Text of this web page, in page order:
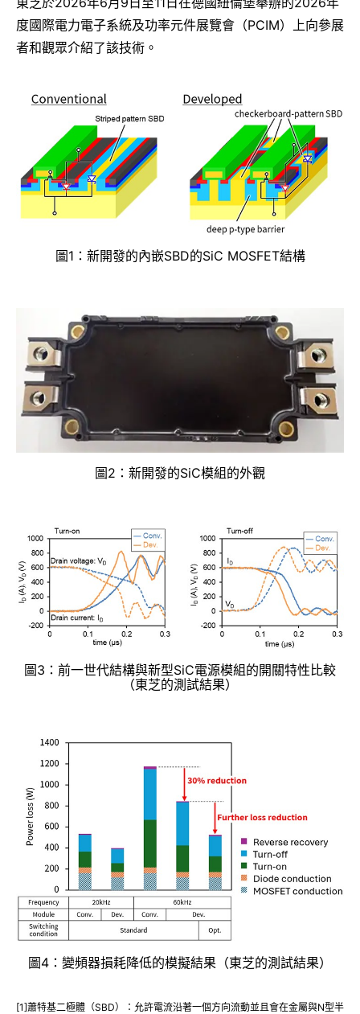
度國際電力電子系統及功率元件展覽會（PCIM）上向參展
者和觀眾介紹了該技術。
圖1：新開發的內嵌SBD的SiC MOSFET結構
圖2：新開發的SiC模組的外觀
圖3：前一世代結構與新型SiC電源模組的開關特性比較
（東芝的測試結果）
圖4：變頻器損耗降低的模擬結果（東芝的測試結果）
[1]蕭特基二極體（SBD）：允許電流沿著一個方向流動並且會在金屬與N型半